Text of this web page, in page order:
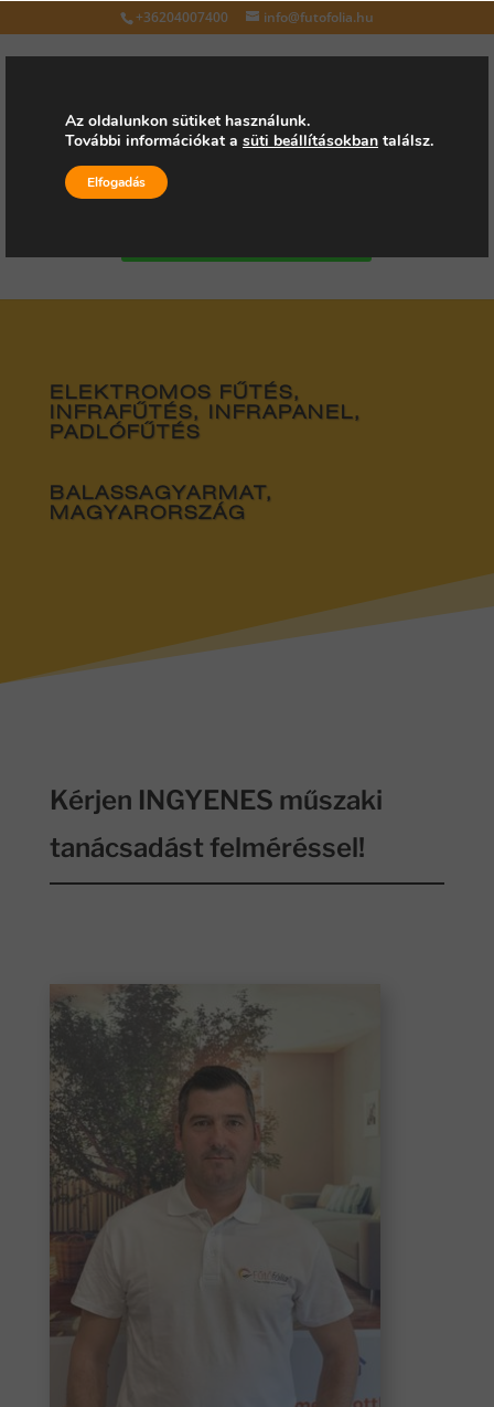
+36204007400 info@futofolia.hu
Válasszon oldalt
ELEKTROMOS FŰTÉS,
INFRAFŰTÉS, INFRAPANEL,
PADLÓFŰTÉS
BALASSAGYARMAT,
MAGYARORSZÁG
Kérjen INGYENES műszaki
tanácsadást felméréssel!
Az oldalunkon sütiket használunk.
További információkat a süti beállításokban találsz.
Elfogadás